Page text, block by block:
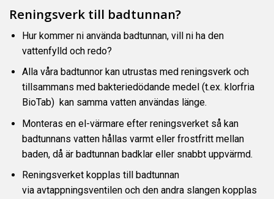
Reningsverk till badtunnan?
Hur kommer ni använda badtunnan, vill ni ha den
vattenfylld och redo?
Alla våra badtunnor kan utrustas med reningsverk och
tillsammans med bakteriedödande medel (t.ex. klorfria
BioTab) kan samma vatten användas länge.
Monteras en el-värmare efter reningsverket så kan
badtunnans vatten hållas varmt eller frostfritt mellan
baden, då är badtunnan badklar eller snabbt uppvärmd.
Reningsverket kopplas till badtunnan
via avtappningsventilen och den andra slangen kopplas